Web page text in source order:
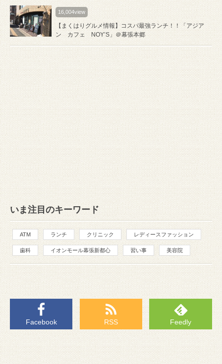
16,004view
【まくはりグルメ情報】コスパ最強ランチ！！「アジア
ン カフェ NOY’S」＠幕張本郷
いま注目のキーワード
ATM ランチ クリニック レディースファッション
歯科 イオンモール幕張新都心 習い事 美容院
Facebook RSS Feedly